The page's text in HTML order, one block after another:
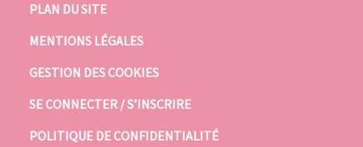
PLAN DU SITE
MENTIONS LÉGALES
GESTION DES COOKIES
SE CONNECTER / S’INSCRIRE
POLITIQUE DE CONFIDENTIALITÉ